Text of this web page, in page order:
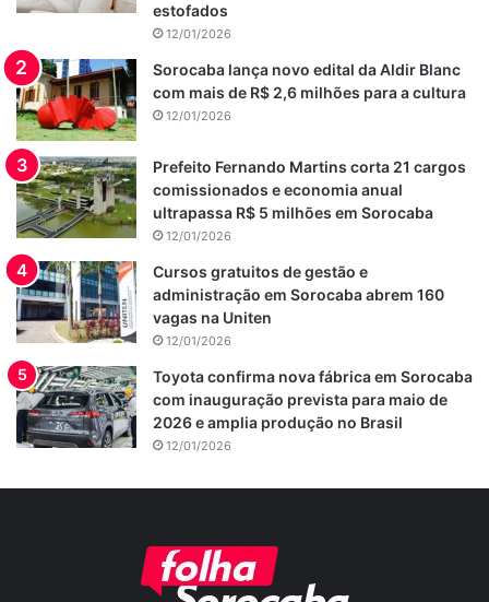
estofados
12/01/2026
Sorocaba lança novo edital da Aldir Blanc
com mais de R$ 2,6 milhões para a cultura
12/01/2026
Prefeito Fernando Martins corta 21 cargos
comissionados e economia anual
ultrapassa R$ 5 milhões em Sorocaba
12/01/2026
Cursos gratuitos de gestão e
administração em Sorocaba abrem 160
vagas na Uniten
12/01/2026
Toyota confirma nova fábrica em Sorocaba
com inauguração prevista para maio de
2026 e amplia produção no Brasil
12/01/2026